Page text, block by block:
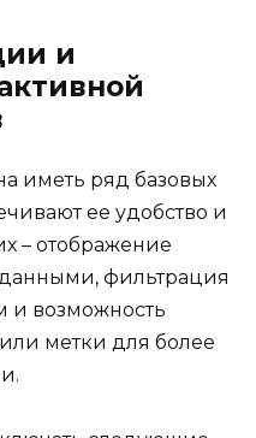
и
иметь ряд базовых
ее удобство и
– отображение
фильтрация
и возможность
метки для более